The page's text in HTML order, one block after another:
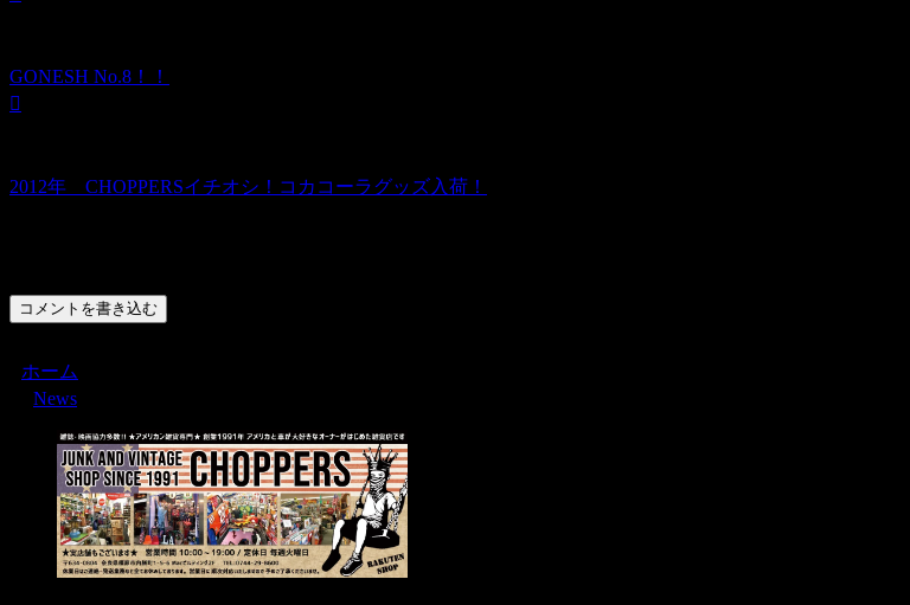
GONESH No.8！！
2012年 CHOPPERSイチオシ！コカコーラグッズ入荷！
コメントを書き込む
ホーム
News